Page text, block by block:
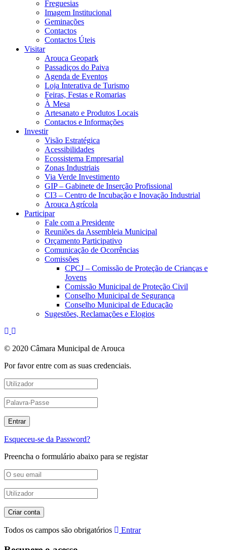
Freguesias
Imagem Institucional
Geminações
Contactos
Contactos Úteis
Visitar
Arouca Geopark
Passadiços do Paiva
Agenda de Eventos
Loja Interativa de Turismo
Feiras, Festas e Romarias
À Mesa
Artesanato e Produtos Locais
Contactos e Informações
Investir
Visão Estratégica
Acessibilidades
Ecossistema Empresarial
Zonas Industriais
Via Verde Investimento
GIP – Gabinete de Inserção Profissional
CI3 – Centro de Incubação e Inovação Industrial
Arouca Agrícola
Participar
Fale com a Presidente
Reuniões da Assembleia Municipal
Orçamento Participativo
Comunicação de Ocorrências
Comissões
CPCJ – Comissão de Proteção de Crianças e
Jovens
Comissão Municipal de Proteção Civil
Conselho Municipal de Segurança
Conselho Municipal de Educação
Sugestões, Reclamações e Elogios
© 2020 Câmara Municipal de Arouca
Por favor entre com as suas credenciais.
Esqueceu-se da Password?
Preencha o formulário abaixo para se registar
Todos os campos são obrigatórios Entrar